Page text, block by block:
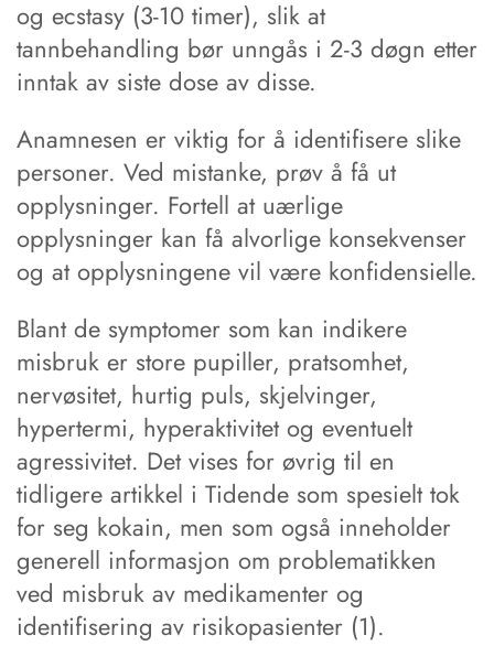
og ecstasy (3-10 timer), slik at
tannbehandling bør unngås i 2-3 døgn etter
inntak av siste dose av disse.
Anamnesen er viktig for å identifisere slike
personer. Ved mistanke, prøv å få ut
opplysninger. Fortell at uærlige
opplysninger kan få alvorlige konsekvenser
og at opplysningene vil være konfidensielle.
Blant de symptomer som kan indikere
misbruk er store pupiller, pratsomhet,
nervøsitet, hurtig puls, skjelvinger,
hypertermi, hyperaktivitet og eventuelt
agressivitet. Det vises for øvrig til en
tidligere artikkel i Tidende som spesielt tok
for seg kokain, men som også inneholder
generell informasjon om problematikken
ved misbruk av medikamenter og
identifisering av risikopasienter (1).